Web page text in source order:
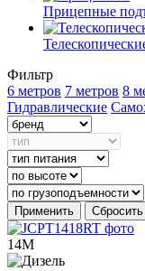
Прицепные
Фильтр
6 метров 7 метров 8
Гидравлические
Применить Сбросить
14М